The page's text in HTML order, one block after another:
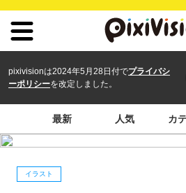
pixivisionは2024年5月28日付でプライバシ
ーポリシーを改定しました。
最新 人気 カ
イラスト